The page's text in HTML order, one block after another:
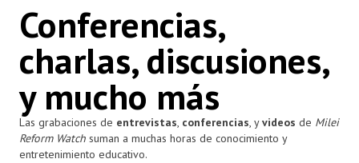
Conferencias,
charlas, discusiones,
y mucho más
Las grabaciones de entrevistas, conferencias, yvideos de Milei
Reform Watch suman a muchas horas de conocimiento y
entretenimiento educativo.